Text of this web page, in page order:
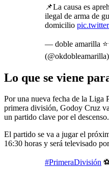
📌La causa es
ilegal de arma de
domicilio
— doble amarilla
(@okdobleamarilla)
Lo que se viene
Por una nueva fecha de la Liga
primera división, Godoy Cruz
un partido clave por el descenso.
El partido se va a jugar el
16:30 horas y será televisado
#PrimeraDivisión